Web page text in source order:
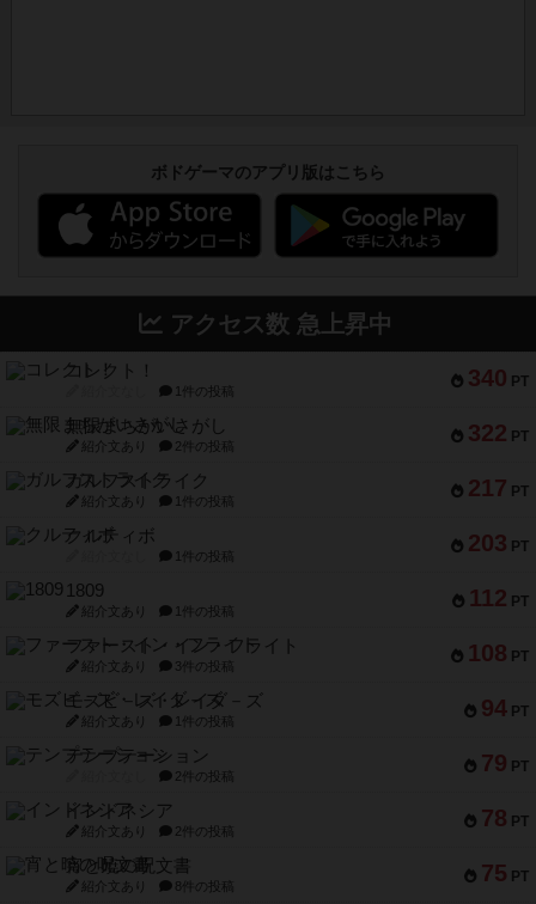
ボドゲーマのアプリ版はこちら
アクセス数 急上昇中
340 PT
コレクト！
1件の投稿
322 PT
無限まちがいさがし
紹介文あり 2件の投稿
217 PT
ガルフストライク
紹介文あり 1件の投稿
203 PT
クルティボ
1件の投稿
112 PT
1809
紹介文あり 1件の投稿
108 PT
ファースト・イン・フライト
紹介文あり 3件の投稿
94 PT
モズビ－ズ・レイダ－ズ
紹介文あり 1件の投稿
79 PT
テンプテーション
2件の投稿
78 PT
インドネシア
紹介文あり 2件の投稿
75 PT
宵と暁の呪文書
紹介文あり 8件の投稿